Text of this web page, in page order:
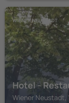
WIENER NEUSTADT
Hotel -
Wiener Neustadt,